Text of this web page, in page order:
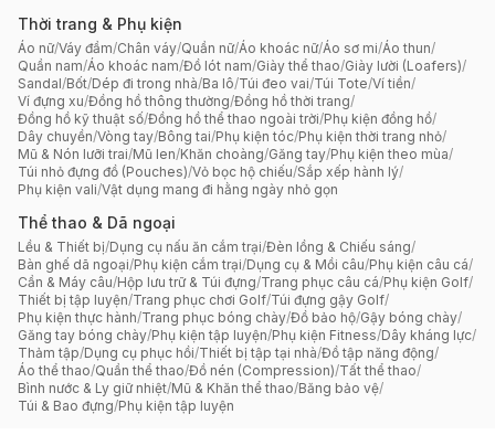
Thời trang & Phụ kiện
Áo nữ/Váy đầm/Chân váy/Quần nữ/Áo khoác nữ/Áo sơ mi/Áo thun/
Quần nam/Áo khoác nam/Đồ lót nam/Giày thể thao/Giày lười (Loafers)/
Sandal/Bốt/Dép đi trong nhà/Ba lô/Túi đeo vai/Túi Tote/Ví tiền/
Ví đựng xu/Đồng hồ thông thường/Đồng hồ thời trang/
Đồng hồ kỹ thuật số/Đồng hồ thể thao ngoài trời/Phụ kiện đồng hồ/
Dây chuyền/Vòng tay/Bông tai/Phụ kiện tóc/Phụ kiện thời trang nhỏ/
Mũ & Nón lưỡi trai/Mũ len/Khăn choàng/Găng tay/Phụ kiện theo mùa/
Túi nhỏ đựng đồ (Pouches)/Vỏ bọc hộ chiếu/Sắp xếp hành lý/
Phụ kiện vali/Vật dụng mang đi hằng ngày nhỏ gọn
Thể thao & Dã ngoại
Lều & Thiết bị/Dụng cụ nấu ăn cắm trại/Đèn lồng & Chiếu sáng/
Bàn ghế dã ngoại/Phụ kiện cắm trại/Dụng cụ & Mồi câu/Phụ kiện câu cá/
Cần & Máy câu/Hộp lưu trữ & Túi đựng/Trang phục câu cá/Phụ kiện Golf/
Thiết bị tập luyện/Trang phục chơi Golf/Túi đựng gậy Golf/
Phụ kiện thực hành/Trang phục bóng chày/Đồ bảo hộ/Gậy bóng chày/
Găng tay bóng chày/Phụ kiện tập luyện/Phụ kiện Fitness/Dây kháng lực/
Thảm tập/Dụng cụ phục hồi/Thiết bị tập tại nhà/Đồ tập năng động/
Áo thể thao/Quần thể thao/Đồ nén (Compression)/Tất thể thao/
Bình nước & Ly giữ nhiệt/Mũ & Khăn thể thao/Băng bảo vệ/
Túi & Bao đựng/Phụ kiện tập luyện